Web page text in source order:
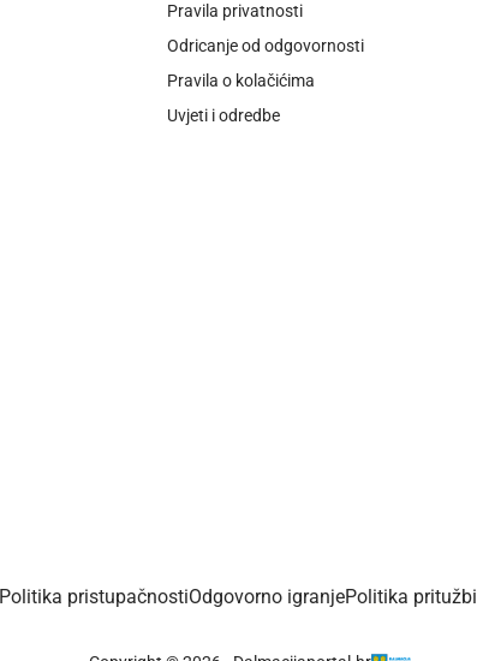
Pravila privatnosti
Odricanje od odgovornosti
Pravila o kolačićima
Uvjeti i odredbe
Politika pristupačnostiOdgovorno igranjePolitika pritužbi